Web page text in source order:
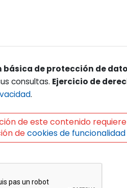
de protección de
consultas. Ejercicio de
.
de este contenido
decookies de funcionalidad